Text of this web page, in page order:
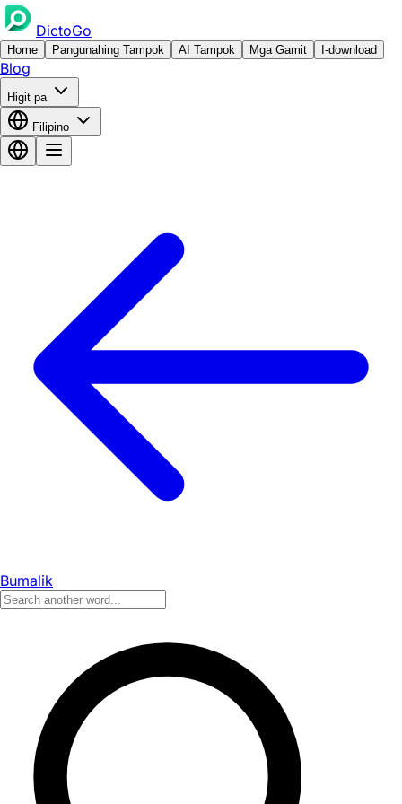
DictoGo
Home Pangunahing Tampok AI Tampok Mga Gamit I-download
Blog
Higit pa
Filipino
Bumalik